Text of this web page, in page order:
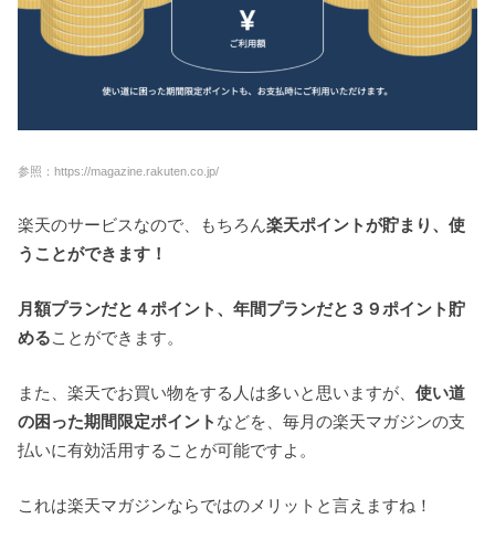
参照：https://magazine.rakuten.co.jp/
楽天のサービスなので、もちろん楽天ポイントが貯まり、使
うことができます！
月額プランだと４ポイント、年間プランだと３９ポイント貯
めることができます。
また、楽天でお買い物をする人は多いと思いますが、使い道
の困った期間限定ポイント などを、毎月の楽天マガジンの支
払いに有効活用することが可能ですよ。
これは楽天マガジンならではのメリットと言えますね！